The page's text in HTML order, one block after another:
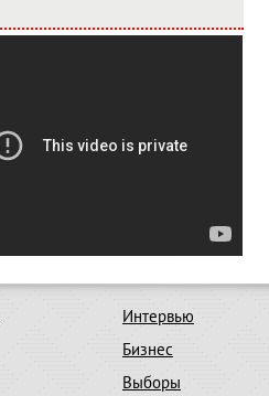
Интервью
Бизнес
Выборы